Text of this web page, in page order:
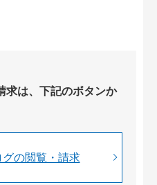
求は、下記のボタンか
の閲覧・請求